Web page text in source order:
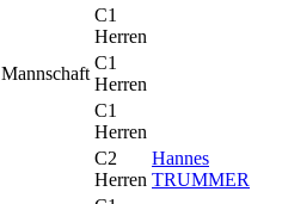
C1
Herren
Mannschaft
C1
Herren
C1
Herren
C2
Herren
Hannes
TRUMMER